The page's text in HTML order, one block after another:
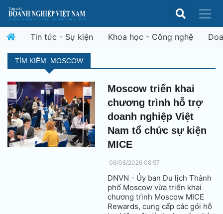
Tin tức - Sự kiện Khoa học - Công nghệ
TÌM KIẾM: MOSCOW
Moscow triển khai
chương trình hỗ trợ
doanh nghiệp Việt
Nam tổ chức sự kiện
MICE
06/08/2026 08:57
DNVN - Ủy ban Du lịch Thành
phố Moscow vừa triển khai
chương trình Moscow MICE
Rewards, cung cấp các gói hỗ